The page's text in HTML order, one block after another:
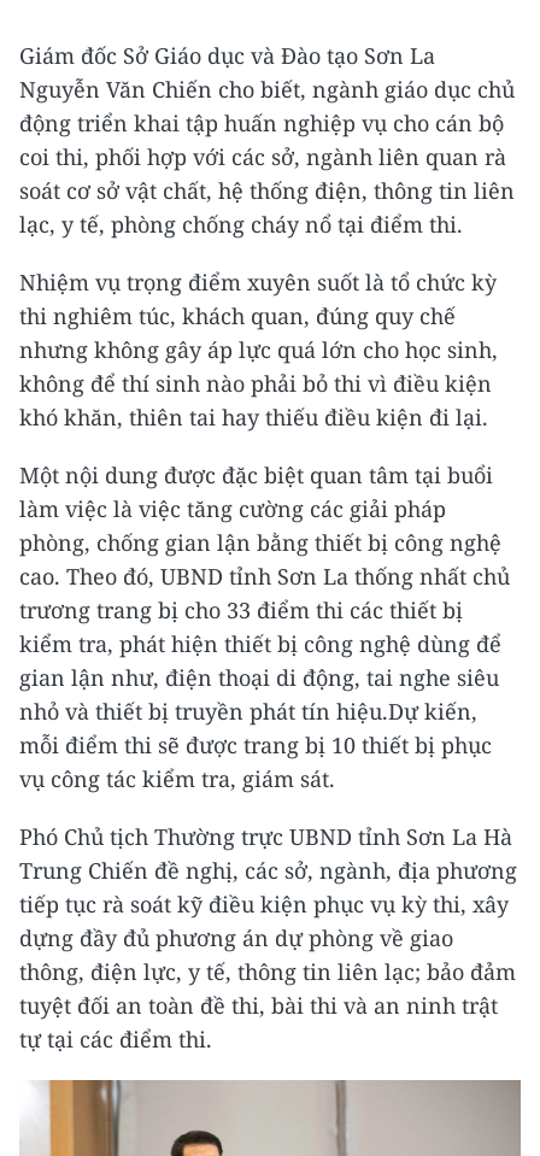
Giám đốc Sở Giáo dục và Đào tạo Sơn La
Nguyễn Văn Chiến cho biết, ngành giáo dục chủ
động triển khai tập huấn nghiệp vụ cho cán bộ
coi thi, phối hợp với các sở, ngành liên quan rà
soát cơ sở vật chất, hệ thống điện, thông tin liên
lạc, y tế, phòng chống cháy nổ tại điểm thi.
Nhiệm vụ trọng điểm xuyên suốt là tổ chức kỳ
thi nghiêm túc, khách quan, đúng quy chế
nhưng không gây áp lực quá lớn cho học sinh,
không để thí sinh nào phải bỏ thi vì điều kiện
khó khăn, thiên tai hay thiếu điều kiện đi lại.
Một nội dung được đặc biệt quan tâm tại buổi
làm việc là việc tăng cường các giải pháp
phòng, chống gian lận bằng thiết bị công nghệ
cao. Theo đó, UBND tỉnh Sơn La thống nhất chủ
trương trang bị cho 33 điểm thi các thiết bị
kiểm tra, phát hiện thiết bị công nghệ dùng để
gian lận như, điện thoại di động, tai nghe siêu
nhỏ và thiết bị truyền phát tín hiệu.Dự kiến,
mỗi điểm thi sẽ được trang bị 10 thiết bị phục
vụ công tác kiểm tra, giám sát.
Phó Chủ tịch Thường trực UBND tỉnh Sơn La Hà
Trung Chiến đề nghị, các sở, ngành, địa phương
tiếp tục rà soát kỹ điều kiện phục vụ kỳ thi, xây
dựng đầy đủ phương án dự phòng về giao
thông, điện lực, y tế, thông tin liên lạc; bảo đảm
tuyệt đối an toàn đề thi, bài thi và an ninh trật
tự tại các điểm thi.